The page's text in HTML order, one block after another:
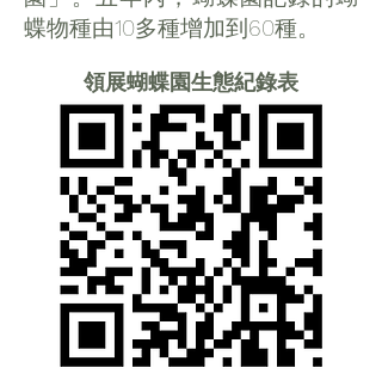
蝶物種由10多種增加到60種。
領展蝴蝶園生態紀錄表